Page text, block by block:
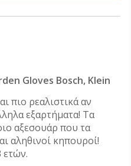
Gloves Bosch, Klein
πιο ρεαλιστικά αν
εξαρτήματα! Τα
αξεσουάρ που τα
αληθινοί κηπουροί!
ετών.